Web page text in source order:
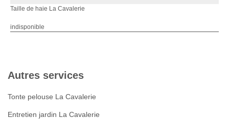
Taille de haie La Cavalerie
indisponible
Autres services
Tonte pelouse La Cavalerie
Entretien jardin La Cavalerie